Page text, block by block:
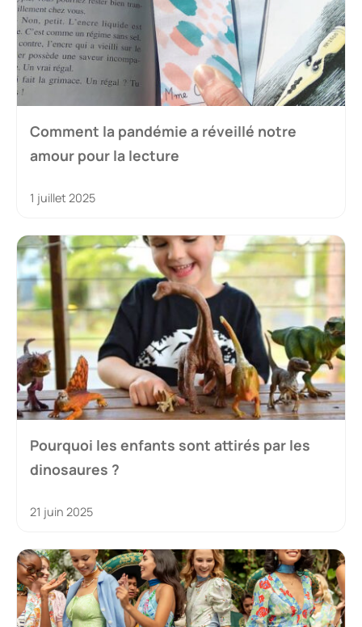
Comment la pandémie a réveillé notre
amour pour la lecture
1 juillet 2025
Pourquoi les enfants sont attirés par les
dinosaures ?
21 juin 2025